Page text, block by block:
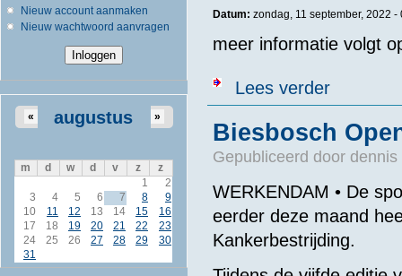
Nieuw account aanmaken
Nieuw wachtwoord aanvragen
augustus
« »
m d w d v z
z
1
2
3
4 5 6 7 8
9
10
11 12 13 14 15
16
17
18 19 20 21 22
23
24
25 26 27 28 29
30
31
Datum: zondag, 11 september, 2022 -
meer informatie volgt
Lees verderover Swim to
Biesbosch
Gepubliceerd door dennis
WERKENDAM • De
eerder deze maand
Kankerbestrijding.